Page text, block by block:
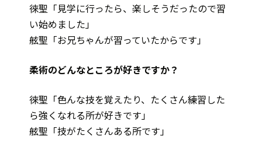
徠聖「見学に行ったら、楽しそうだったので習
い始めました」
舷聖「お兄ちゃんが習っていたからです」
――柔術のどんなところが好きですか？
徠聖「色んな技を覚えたり、たくさん練習した
ら強くなれる所が好きです」
舷聖「技がたくさんある所です」